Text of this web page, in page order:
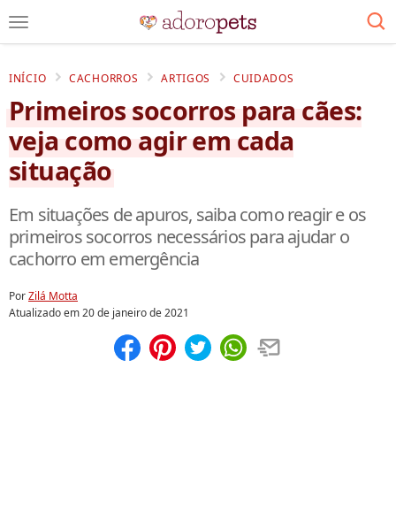
INÍCIO CACHORROS ARTIGOS CUIDADOS
Primeiros socorros para cães:
veja como agir em cada
situação
Em situações de apuros, saiba como reagir e os
primeiros socorros necessários para ajudar o
cachorro em emergência
PorZilá Motta
Atualizado em20 de janeiro de 2021